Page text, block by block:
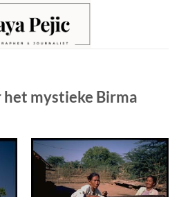
het mystieke Birma